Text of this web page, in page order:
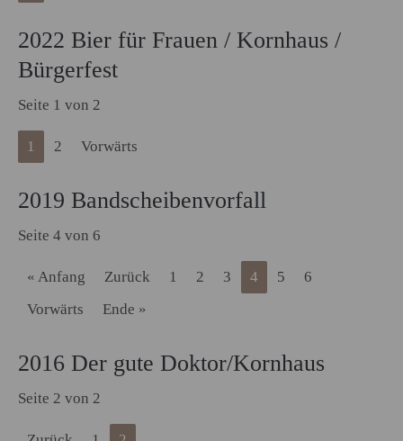
2022 Bier für Frauen / Kornhaus /
Bürgerfest
Seite 1 von 2
1 2 Vorwärts
2019 Bandscheibenvorfall
Seite 4 von 6
« Anfang Zurück 1 2 3 4 5
6
Vorwärts
Ende »
2016 Der gute Doktor/Kornhaus
Seite 2 von 2